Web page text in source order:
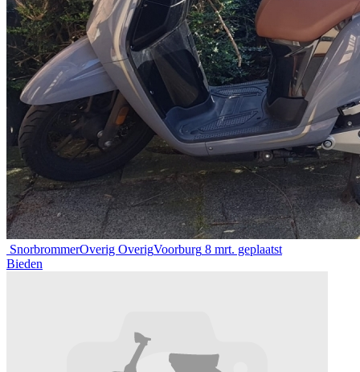
SnorbrommerOverig OverigVoorburg 8 mrt. geplaatst
Bieden